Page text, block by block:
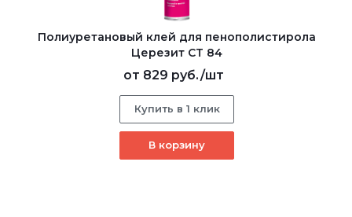
Полиуретановый клей для пенополистирола
Церезит CT 84
от 829 руб./шт
Купить в 1 клик
В корзину